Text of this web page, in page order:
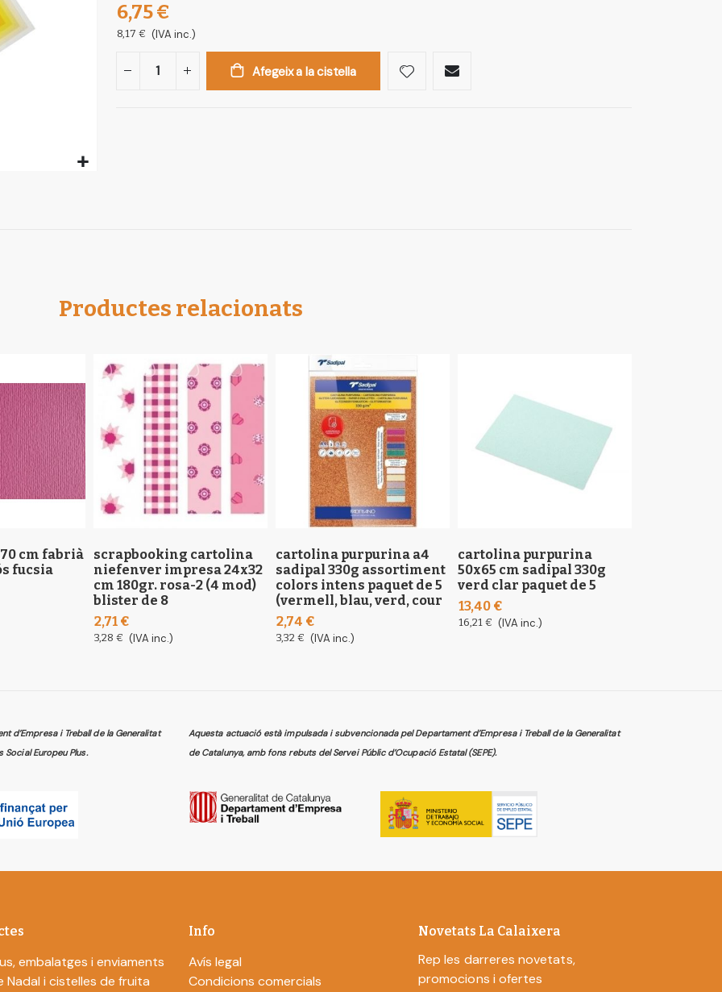
6,75 €
8,17 € (IVA inc.)
Afegeix a la cistella
Productes relacionats
cm fabrià
fucsia
scrapbooking cartolina
niefenver impresa 24x32
cm 180gr. rosa-2 (4 mod)
blister de 8
2,71 €
3,28 € (IVA inc.)
cartolina purpurina a4
sadipal 330g assortiment
colors intens paquet de 5
(vermell, blau, verd, cour
2,74 €
3,32 € (IVA inc.)
cartolina purpurina
50x65 cm sadipal 330g
verd clar paquet de 5
13,40 €
16,21 € (IVA inc.)
d’Empresa i Treball de la Generalitat
Europeu Plus.
Aquesta actuació està impulsada i subvencionada pel Departament d’Empresa i Treball de la Generalitat
de Catalunya, amb fons rebuts del Servei Públic d’Ocupació Estatal (SEPE).
embalatges i enviaments
Nadal i cistelles de fruita
Info
Avís legal
Condicions comercials
Novetats La Calaixera
Rep les darreres novetats,
promocions i ofertes